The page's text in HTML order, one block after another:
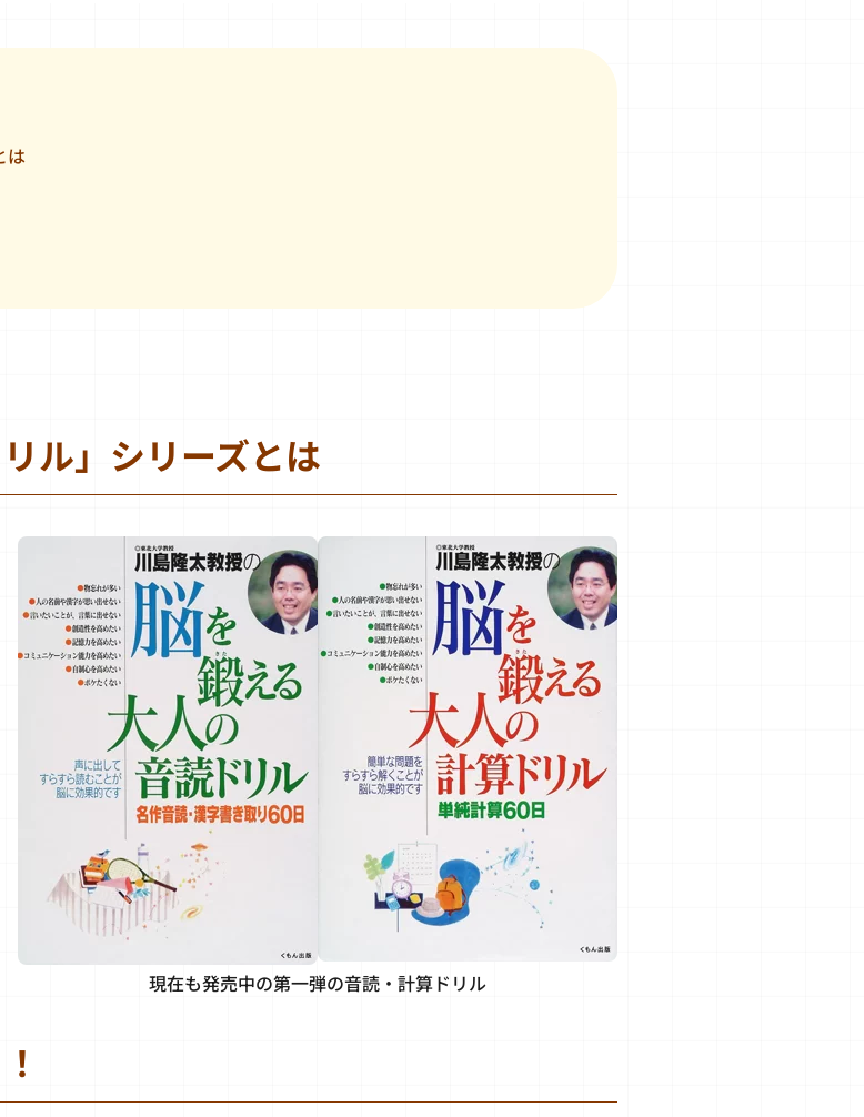
は
ル」シリーズとは
現在も発売中の第一弾の音読・計算ドリル